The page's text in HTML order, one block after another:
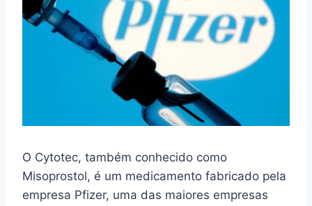
O Cytotec, também conhecido como
Misoprostol, é um medicamento fabricado pela
empresa Pfizer, uma das maiores empresas